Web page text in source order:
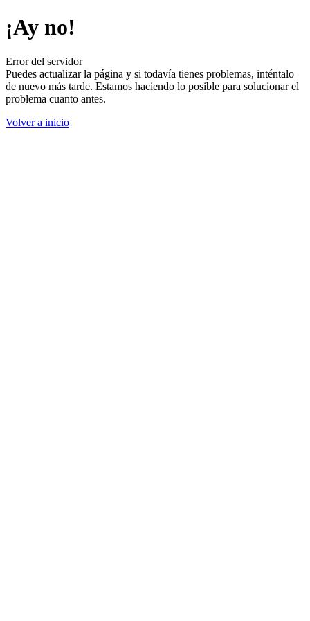
¡Ay no!
Error del servidor
Puedes actualizar la página y si todavía tienes problemas, inténtalo
de nuevo más tarde. Estamos haciendo lo posible para solucionar el
problema cuanto antes.
Volver a inicio